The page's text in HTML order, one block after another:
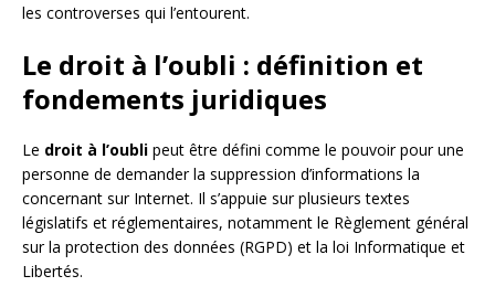
les controverses qui l’entourent.
Le droit à l’oubli : définition et
fondements juridiques
Le droit à l’oubli peut être défini comme le pouvoir pour une
personne de demander la suppression d’informations la
concernant sur Internet. Il s’appuie sur plusieurs textes
législatifs et réglementaires, notamment le Règlement général
sur la protection des données (RGPD) et la loi Informatique et
Libertés.